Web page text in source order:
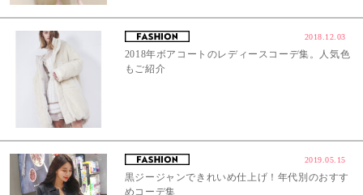
2018.12.03
2018年ボアコートのレディースコーデ集。人気色
もご紹介
2019.05.15
黒ジージャンできれいめ仕上げ！年代別のおすす
めコーデ集